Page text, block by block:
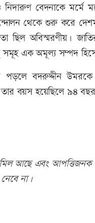
বেদনাকে মর্মে
থেকে শুরু করে
অবিস্মরণীয়।
সমূহ এক অমূল্য সম্পদ
বদরুদ্দীন উমরকে
বয়স হয়েছিলে ৯৪
আছে এবং আপত্তিজনক
না।